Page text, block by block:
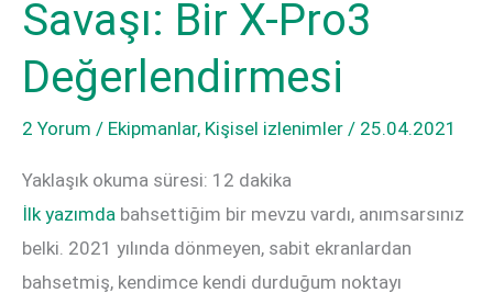
Savaşı: Bir X-Pro3
Değerlendirmesi
2 Yorum / Ekipmanlar, Kişisel izlenimler / 25.04.2021
Yaklaşık okuma süresi: 12 dakika
İlk yazımda bahsettiğim bir mevzu vardı, anımsarsınız
belki. 2021 yılında dönmeyen, sabit ekranlardan
bahsetmiş, kendimce kendi durduğum noktayı